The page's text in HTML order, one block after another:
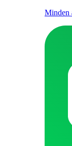
Minden